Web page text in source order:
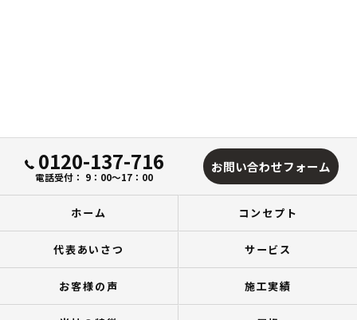
0120-137-716
電話受付： 9：00～17：00
お問い合わせフォーム
ホーム コンセプト
代表あいさつ サービス
お客様の声 施工実績